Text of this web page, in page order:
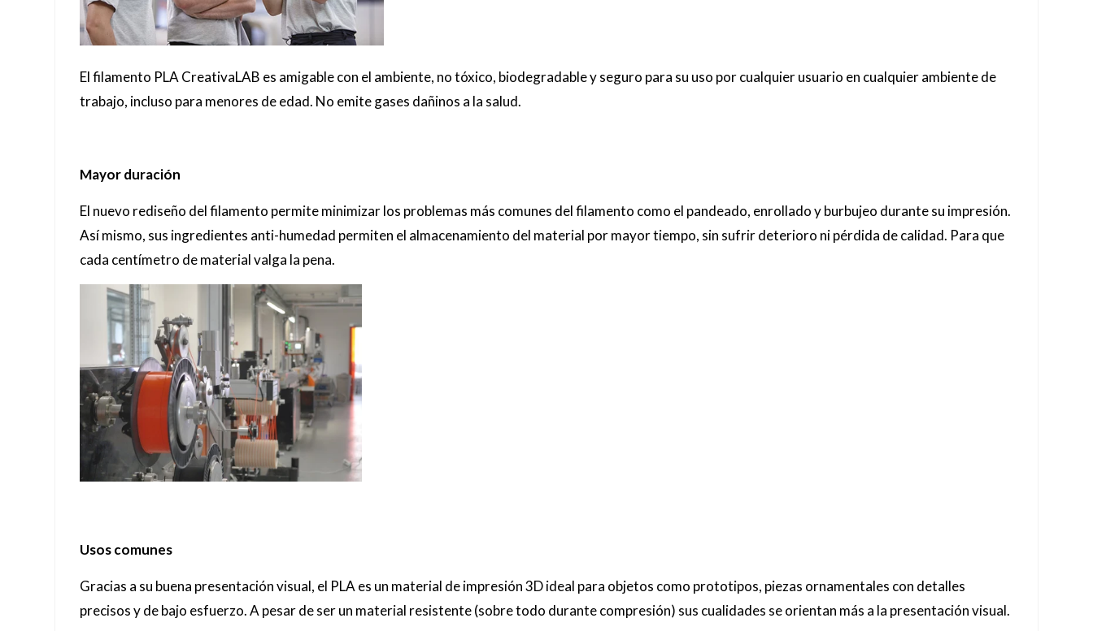
El filamento PLA CreativaLAB es amigable con el ambiente, no tóxico, biodegradable y seguro para su uso por cualquier usuario en cualquier ambiente de
trabajo, incluso para menores de edad. No emite gases dañinos a la salud.
Mayor duración
El nuevo rediseño del filamento permite minimizar los problemas más comunes del filamento como el pandeado, enrollado y burbujeo durante su impresión.
Así mismo, sus ingredientes anti-humedad permiten el almacenamiento del material por mayor tiempo, sin sufrir deterioro ni pérdida de calidad. Para que
cada centímetro de material valga la pena.
Usos comunes
Gracias a su buena presentación visual, el PLA es un material de impresión 3D ideal para objetos como prototipos, piezas ornamentales con detalles
precisos y de bajo esfuerzo. A pesar de ser un material resistente (sobre todo durante compresión) sus cualidades se orientan más a la presentación visual.